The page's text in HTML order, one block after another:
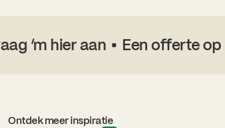
‘m hier aan Een offerte op
Ontdek meer inspiratie